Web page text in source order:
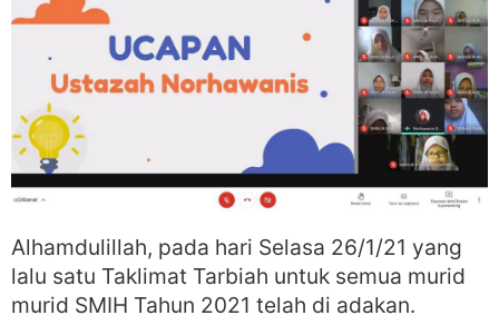
Alhamdulillah, pada hari Selasa 26/1/21 yang
lalu satu Taklimat Tarbiah untuk semua murid
murid SMIH Tahun 2021 telah di adakan.